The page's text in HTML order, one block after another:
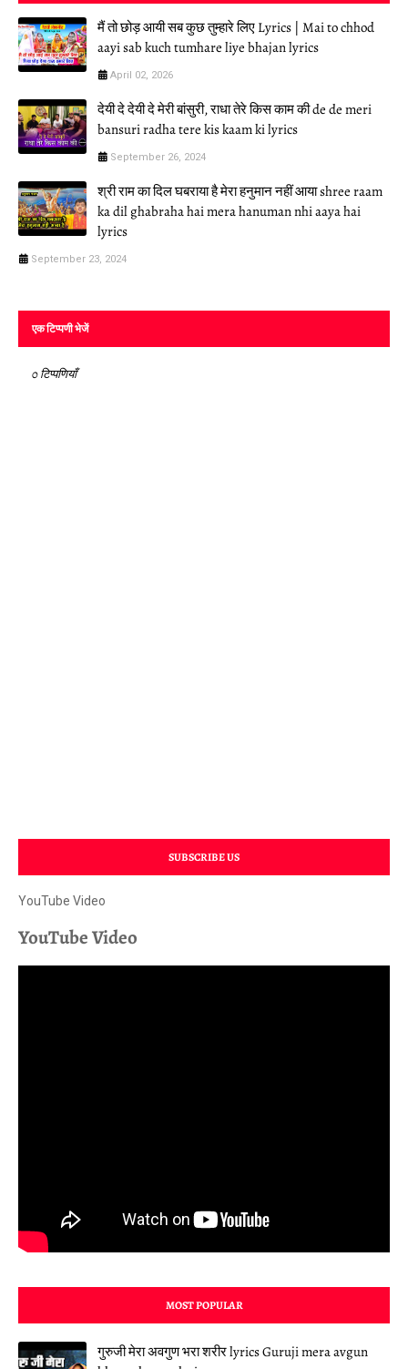
मैं तो छोड़ आयी सब कुछ तुम्हारे लिए Lyrics | Mai to chhod
aayi sab kuch tumhare liye bhajan lyrics
April 02, 2026
देयी दे देयी दे मेरी बांसुरी, राधा तेरे किस काम की de de meri
bansuri radha tere kis kaam ki lyrics
September 26, 2024
श्री राम का दिल घबराया है मेरा हनुमान नहीं आया shree raam
ka dil ghabraha hai mera hanuman nhi aaya hai
lyrics
September 23, 2024
एक टिप्पणी भेजें
0 टिप्पणियाँ
SUBSCRIBE US
YouTube Video
YouTube Video
MOST POPULAR
गुरुजी मेरा अवगुण भरा शरीर lyrics Guruji mera avgun